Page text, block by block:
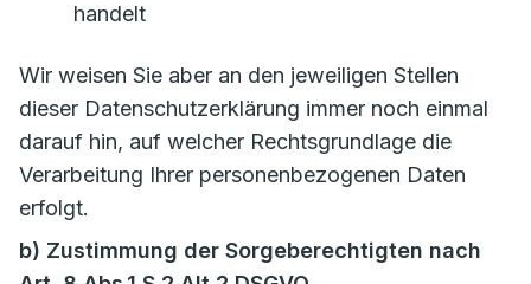
handelt
Wir weisen Sie aber an den jeweiligen Stellen
dieser Datenschutzerklärung immer noch einmal
darauf hin, auf welcher Rechtsgrundlage die
Verarbeitung Ihrer personenbezogenen Daten
erfolgt.
b) Zustimmung der Sorgeberechtigten nach